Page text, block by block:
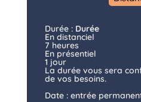
Durée : Durée
En distanciel
7 heures
En présentiel
1 jour
La durée vous sera
de vos besoins.
Date : entrée